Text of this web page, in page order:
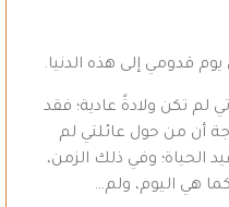
لم تكن ولادةً عادية؛ فقد
أن من حول عائلتي لم
الحياة؛ وفي ذلك الزمن،
هي اليوم، ولم…